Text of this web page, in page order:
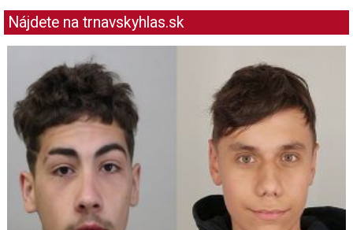
Nájdete na trnavskyhlas.sk